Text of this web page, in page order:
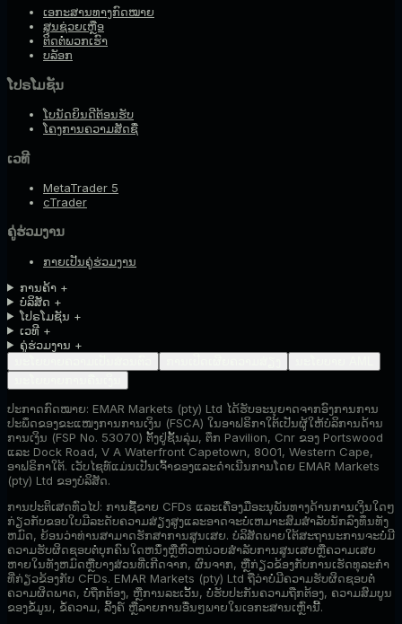
ເອກະສານທາງກົດໝາຍ
ສູນຊ່ວຍເຫຼືອ
ຕິດຕໍ່ພວກເຮົາ
ບລັອກ
ໂປຣໂມຊັນ
ໂບນັດຍິນດີຕ້ອນຮັບ
ໂຄງການຄວາມສັດຊື່
ເວທີ
MetaTrader 5
cTrader
ຄູ່ຮ່ວມງານ
ກາຍເປັນຄູ່ຮ່ວມງານ
ການຄ້າ +
ບໍລິສັດ +
ໂປຣໂມຊັນ +
ເວທີ +
ຄູ່ຮ່ວມງານ +
ປະກາດກົດໝາຍ: EMAR Markets (pty) Ltd ໄດ້ຮັບອະນຸຍາດຈາກອົງການການ
ປະພຶດຂອງຂະແໜງການການເງິນ (FSCA) ໃນອາຟຣິກາໃຕ້ເປັນຜູ້ໃຫ້ບໍລິການດ້ານ
ການເງິນ (FSP No. 53070) ຕັ້ງຢູ່ຊັ້ນລຸ່ມ, ຕຶກ Pavilion, Cnr ຂອງ Portswood
ແລະ Dock Road, V A Waterfront Capetown, 8001, Western Cape,
ອາຟຣິກາໃຕ້. ເວັບໄຊທ໌ແມ່ນເປັນເຈົ້າຂອງແລະດໍາເນີນການໂດຍ EMAR Markets
(pty) Ltd ຂອງບໍລິສັດ.
ການປະຕິເສດທົ່ວໄປ: ການຊື້ຂາຍ CFDs ແລະເຄື່ອງມືອະນຸພັນທາງດ້ານການເງິນໃດໆ
ກ່ຽວກັບຂອບໃບມີລະດັບຄວາມສ່ຽງສູງແລະອາດຈະບໍ່ເຫມາະສົມສໍາລັບນັກລົງທຶນທັງ
ຫມົດ, ຍ້ອນວ່າທ່ານສາມາດຮັກສາການສູນເສຍ. ບໍ​ລິ​ສັດ​ພາຍ​ໃຕ້​ສະ​ຖາ​ນະ​ການ​ຈະ​ບໍ່​ມີ​
ຄວາມ​ຮັບ​ຜິດ​ຊອບ​ຕໍ່​ບຸກ​ຄົນ​ໃດ​ຫນຶ່ງ​ຫຼື​ຫົວ​ຫນ່ວຍ​ສໍາ​ລັບ​ການ​ສູນ​ເສຍ​ຫຼື​ຄວາມ​ເສຍ​
ຫາຍ​ໃນ​ທັງ​ຫມົດ​ຫຼື​ບາງ​ສ່ວນ​ທີ່​ເກີດ​ຈາກ​, ຜົນ​ຈາກ​, ຫຼື​ກ່ຽວ​ຂ້ອງ​ກັບ​ການ​ເຮັດ​ທຸ​ລະ​ກໍາ​
ທີ່​ກ່ຽວ​ຂ້ອງ​ກັບ CFDs​. EMAR Markets (pty) Ltd ຖືວ່າບໍ່ມີຄວາມຮັບຜິດຊອບຕໍ່
ຄວາມຜິດພາດ, ບໍ່ຖືກຕ້ອງ, ຫຼືການລະເວັ້ນ, ບໍ່ຮັບປະກັນຄວາມຖືກຕ້ອງ, ຄວາມສົມບູນ
ຂອງຂໍ້ມູນ, ຂໍ້ຄວາມ, ລິ້ງຄ໌ ຫຼືລາຍການອື່ນໆພາຍໃນເອກະສານເຫຼົ່ານີ້.